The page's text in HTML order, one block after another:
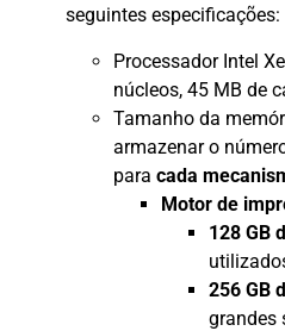
seguintes especificações:
Processador Intel
núcleos, 45 MB de
Tamanho da
armazenar o
para cada
Motor de
128 GB
256 GB
grandes